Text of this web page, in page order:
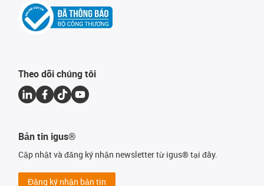
Theo dõi chúng tôi
Bản tin igus®
Cập nhật và đăng ký nhận newsletter từ igus® tại đây.
Đăng ký nhận bản tin